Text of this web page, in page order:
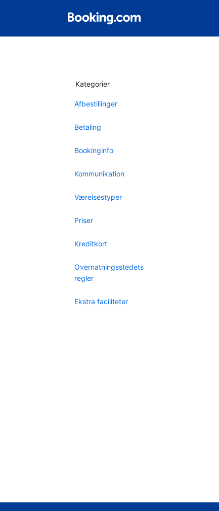
Kategorier
Afbestillinger
Betaling
Bookinginfo
Kommunikation
Værelsestyper
Priser
Kreditkort
Overnatningsstedets
regler
Ekstra faciliteter